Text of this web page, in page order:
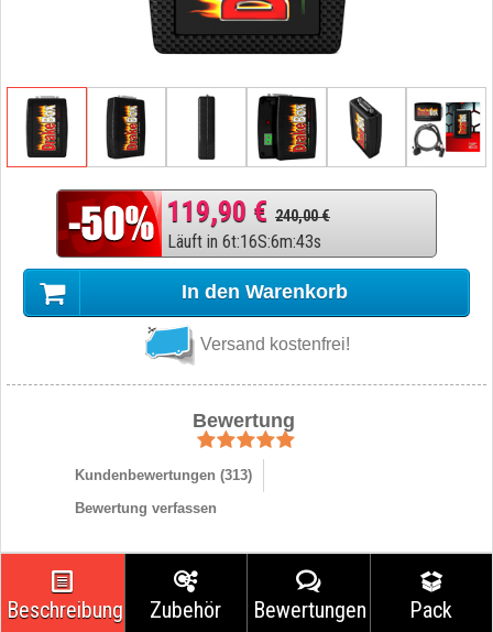
119,90 € 240,00 €
Läuft in 6t:16S:6m:42s
In den Warenkorb
Versand kostenfrei!
Bewertung
Kundenbewertungen (313)
Bewertung verfassen
Beschreibung Zubehör Bewertungen Pack